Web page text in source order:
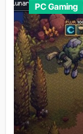
PC Gaming